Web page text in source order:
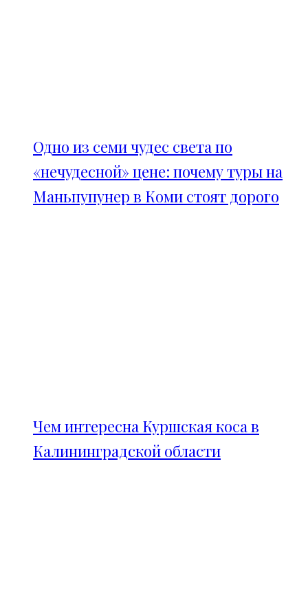
Одно из семи чудес света по
«нечудесной» цене: почему туры на
Маньпупунер в Коми стоят дорого
Чем интересна Куршская коса в
Калининградской области